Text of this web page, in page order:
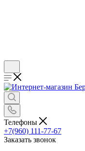
Телефоны
+7(960) 111-77-67
Заказать звонок